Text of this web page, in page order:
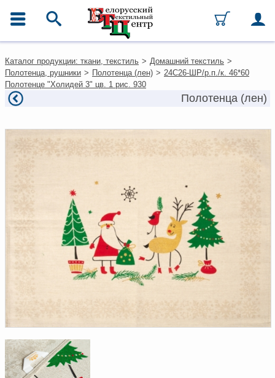
Каталог
Ткани
Домашний текстиль
Одежда
Текстиль для ресторанов и
гостиниц
Текстильная галантерея и
фурнитура
Условия работы
Оплата и доставка
Как оформить заказ
Как нас найти
Написать нам
Доверенность на
Документы по работе с
персональными данными
Письмо руководителю
Вопросы и ответы
Новости | Статьи
Каталог продукции: ткани, текстиль > Домашний текстиль >
Полотенца, рушники > Полотенца (лен) > 24С26-ШР/р.п./к. 46*60
Полотенце "Холидей 3" цв. 1 рис. 930
Полотенца (лен)